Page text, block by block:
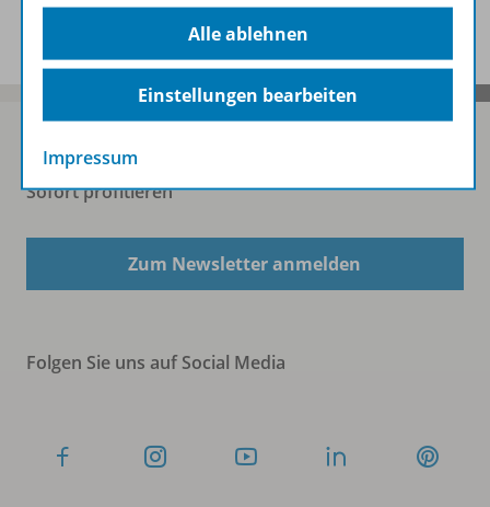
Sofort profitieren
Zum Newsletter anmelden
Folgen Sie uns auf Social Media
Alle ablehnen
Einstellungen bearbeiten
Impressum